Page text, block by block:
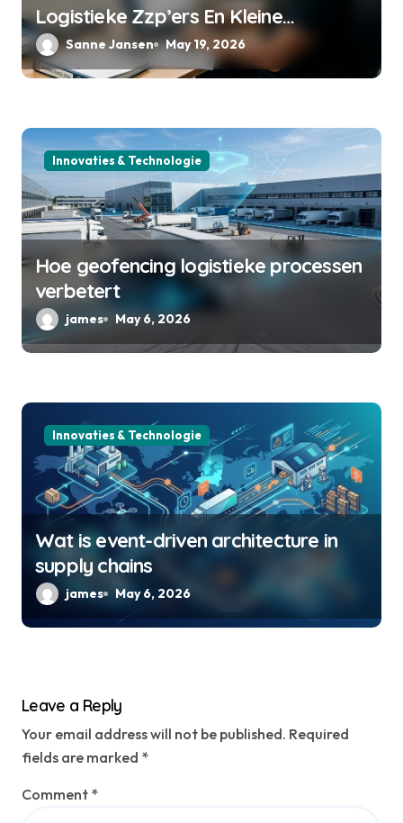
o
n
Logistieke Zzp’ers En Kleine
Transportbedrijven
Sanne Jansen May 19, 2026
Innovaties & Technologie
Hoe geofencing logistieke processen
verbetert
james May 6, 2026
Innovaties & Technologie
Wat is event-driven architecture in
supply chains
james May 6, 2026
Leave a Reply
Your email address will not be published. Required
fields are marked *
Comment *